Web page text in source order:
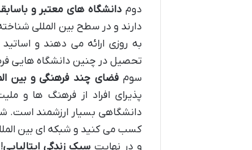
دومدانشگاه های معتبر و
دارند و در سطح بین المللی
به روزی ارائه می دهند و
تحصیل در چنین دانشگاه هایی
سومفضای چند فرهنگی و بین
پذیرای افراد از فرهنگ ها و
دانشگاهی بسیار ارزشمند است.
کسب می کنید و شبکه ای بین
و در نهایتسبک زندگی ایتالیایی